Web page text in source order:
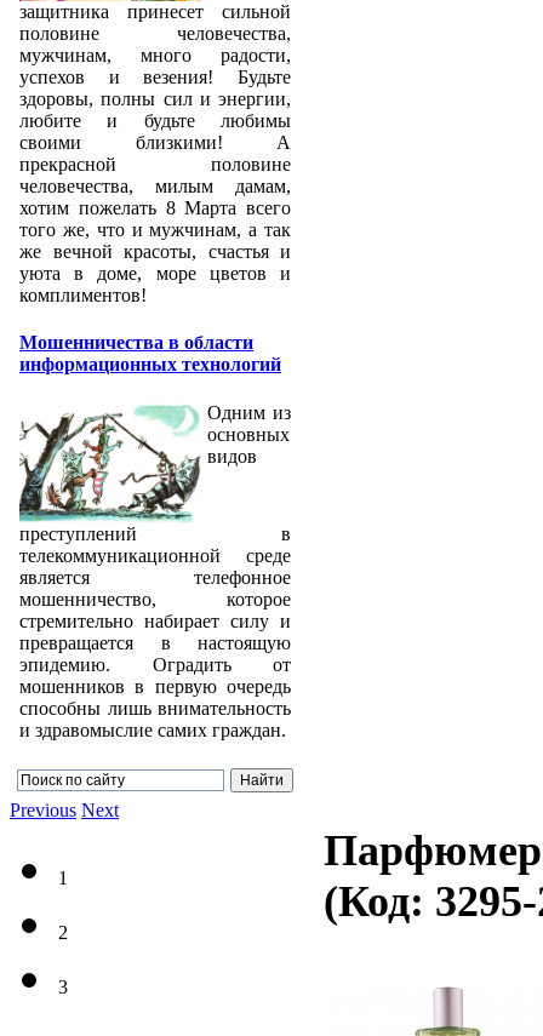
защитника принесет сильной
половине человечества,
мужчинам, много радости,
успехов и везения! Будьте
здоровы, полны сил и энергии,
любите и будьте любимы
своими близкими! А
прекрасной половине
человечества, милым дамам,
хотим пожелать 8 Марта всего
того же, что и мужчинам, а так
же вечной красоты, счастья и
уюта в доме, море цветов и
комплиментов!
Мошенничества в области
информационных технологий
Одним из
основных
видов
преступлений в
телекоммуникационной среде
является телефонное
мошенничество, которое
стремительно набирает силу и
превращается в настоящую
эпидемию. Оградить от
мошенников в первую очередь
способны лишь внимательность
и здравомыслие самих граждан.
(Код:
Previous Next
1
2
3